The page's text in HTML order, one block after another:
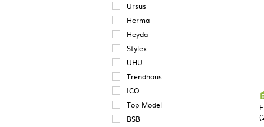
Ursus
Herma
Heyda
Stylex
UHU
Trendhaus
ICO
Top Model
BSB